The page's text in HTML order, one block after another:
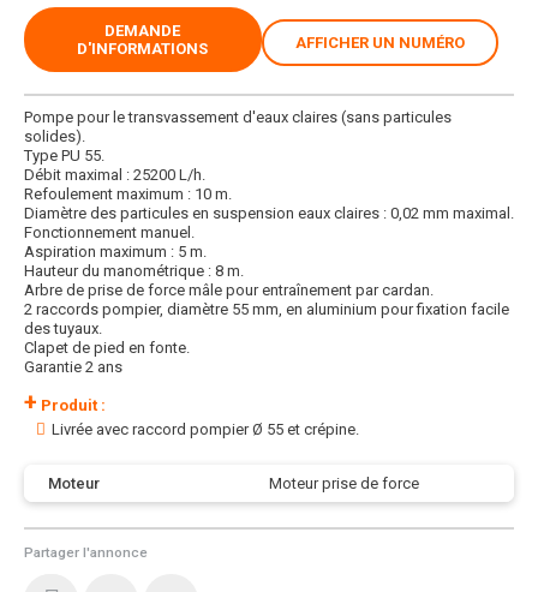
+ Produit :
Livrée avec raccord pompier Ø 55 et crépine.
Moteur Moteur prise de force
Partager l'annonce
Pompe pour le transvassement d'eaux claires (sans particules
solides).
Type PU 55.
Débit maximal : 25200 L/h.
Refoulement maximum : 10 m.
Diamètre des particules en suspension eaux claires : 0,02 mm maximal.
Fonctionnement manuel.
Aspiration maximum : 5 m.
Hauteur du manométrique : 8 m.
Arbre de prise de force mâle pour entraînement par cardan.
2 raccords pompier, diamètre 55 mm, en aluminium pour fixation facile
des tuyaux.
Clapet de pied en fonte.
Garantie 2 ans
DEMANDE
D'INFORMATIONS
AFFICHER UN NUMÉRO